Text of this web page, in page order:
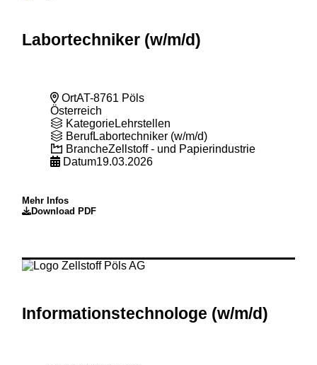
Labortechniker (w/m/d)
OrtAT-8761 Pöls
Österreich
KategorieLehrstellen
BerufLabortechniker (w/m/d)
BrancheZellstoff - und Papierindustrie
Datum19.03.2026
Mehr Infos
Download PDF
Informationstechnologe (w/m/d)